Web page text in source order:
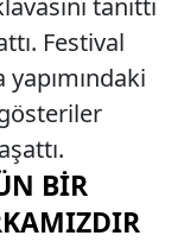
Festival
BIR